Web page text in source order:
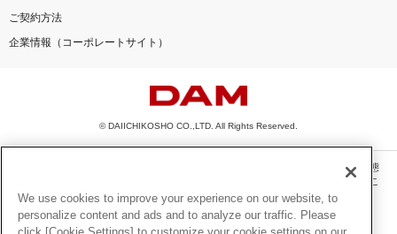
ご契約方法
企業情報（コーポレートサイト）
© DAIICHIKOSHO CO.,LTD. All Rights Reserved.
このサイトに掲載されている一切の文章・画像・写真・動画・音声等を、手段や形態
を問わず、著作権法の定める範囲を超えて無断で複製、転載、ファイル化などするこ
とを禁じます。
楽曲及びコンテンツは、機種によりご利用いただけない場合があります。
We use cookies to improve your experience on our website, to
personalize content and ads and to analyze our traffic. Please